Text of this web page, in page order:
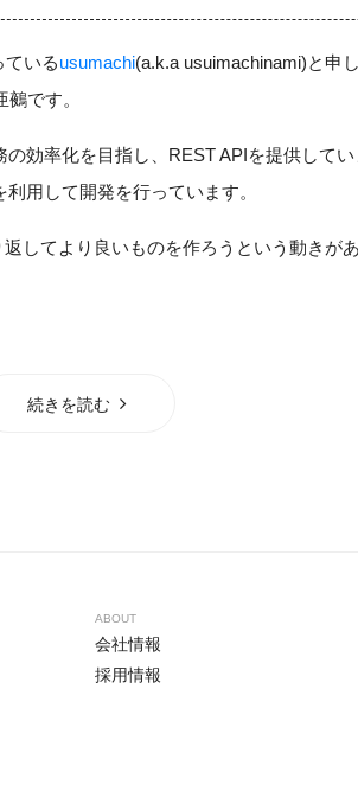
いるusumachi(a.k.a usuimachinami)と申
です。
効率化を目指し、REST APIを提供して
用して開発を行っています。
してより良いものを作ろうという動きが
続きを読む
ABOUT
会社情報
採用情報